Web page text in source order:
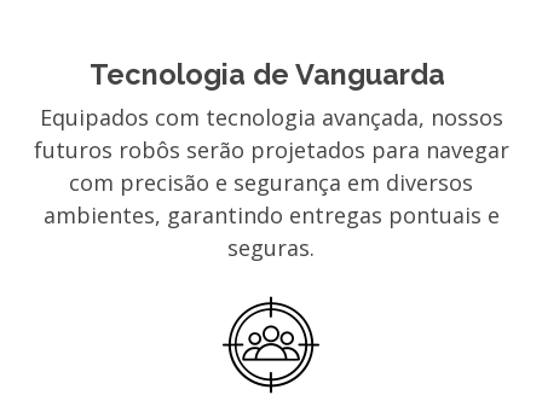
Tecnologia de Vanguarda
Equipados com tecnologia avançada, nossos
futuros robôs serão projetados para navegar
com precisão e segurança em diversos
ambientes, garantindo entregas pontuais e
seguras.